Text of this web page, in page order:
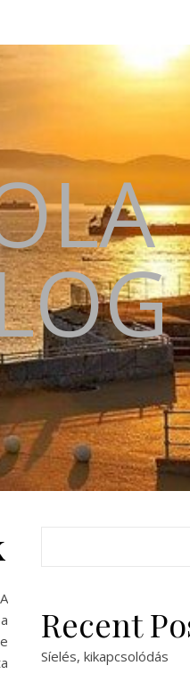
Recent
Síelés, kikapcsolódás